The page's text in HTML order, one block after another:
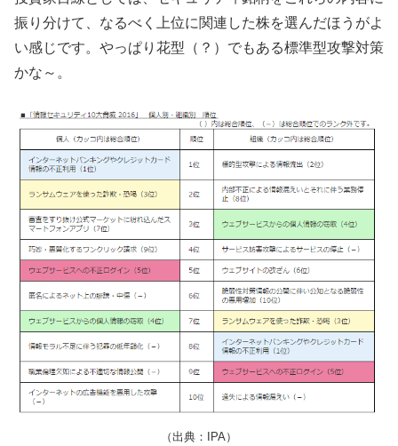
振り分けて、なるべく上位に関連した株を選んだほうがよ
い感じです。やっぱり花型（？）でもある標準型攻撃対策
かな～。
（出典：IPA）